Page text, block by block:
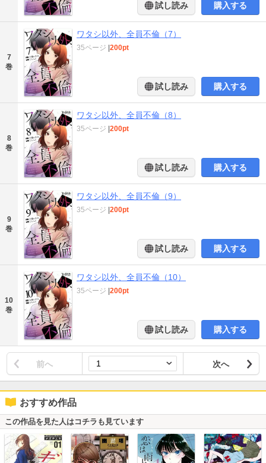
試し読み 購入する
7
巻
ワタシ以外、全員不倫（7）
35ページ 200pt
試し読み 購入する
8
巻
ワタシ以外、全員不倫（8）
35ページ 200pt
試し読み 購入する
9
巻
ワタシ以外、全員不倫（9）
35ページ 200pt
試し読み 購入する
10
巻
ワタシ以外、全員不倫（10）
35ページ 200pt
試し読み 購入する
前へ 次へ
おすすめ作品
この作品を見た人はコチラも見ています